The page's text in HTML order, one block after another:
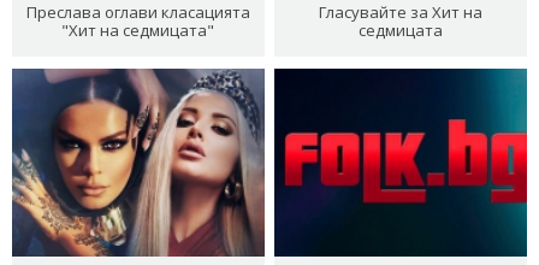
Преслава оглави класацията
"Хит на седмицата"
Гласувайте за Хит на
седмицата